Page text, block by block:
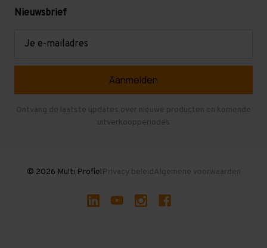
Levering en afhalen
Mezzanine
Gebruikte entresolvloeren
Nieuwsbrief
Ontvang de laatste updates over nieuwe producten en komende
uitverkoopperiodes
© 2026 Multi ProfielPrivacy beleidAlgemene voorwaarden